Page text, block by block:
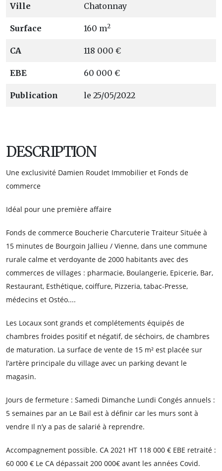
Ville Chatonnay
Surface 160 m2
CA 118 000 €
EBE 60 000 €
Publication le 25/05/2022
DESCRIPTION
Une exclusivité Damien Roudet Immobilier et Fonds de
commerce
Idéal pour une première affaire
Fonds de commerce Boucherie Charcuterie Traiteur Située à
15 minutes de Bourgoin Jallieu / Vienne, dans une commune
rurale calme et verdoyante de 2000 habitants avec des
commerces de villages : pharmacie, Boulangerie, Epicerie, Bar,
Restaurant, Esthétique, coiffure, Pizzeria, tabac-Presse,
médecins et Ostéo....
Les Locaux sont grands et complétements équipés de
chambres froides positif et négatif, de séchoirs, de chambres
de maturation. La surface de vente de 15 m² est placée sur
l’artère principale du village avec un parking devant le
magasin.
Jours de fermeture : Samedi Dimanche Lundi Congés annuels :
5 semaines par an Le Bail est à définir car les murs sont à
vendre Il n’y a pas de salarié à reprendre.
Accompagnement possible. CA 2021 HT 118 000 € EBE retraité :
60 000 € Le CA dépassait 200 000€ avant les années Covid.